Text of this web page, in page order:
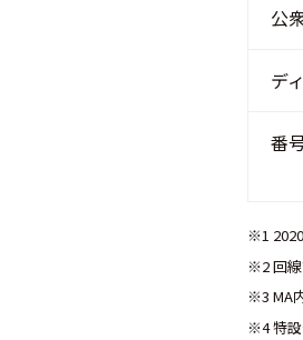
公
デ
番
※1
※2 回線
※3 MA
※4 特設